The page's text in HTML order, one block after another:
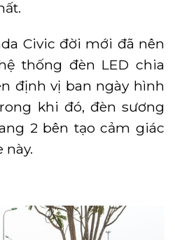
Civic đời mới đã nên
thống đèn LED chia
định vị ban ngày hình
khi đó, đèn sương
2 bên tạo cảm giác
này.